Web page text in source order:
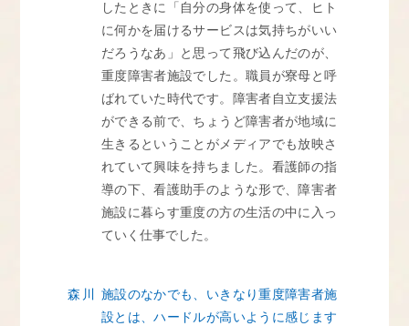
したときに「自分の身体を使って、ヒト
に何かを届けるサービスは気持ちがいい
だろうなあ」と思って飛び込んだのが、
重度障害者施設でした。職員が寮母と呼
ばれていた時代です。障害者自立支援法
ができる前で、ちょうど障害者が地域に
生きるということがメディアでも放映さ
れていて興味を持ちました。看護師の指
導の下、看護助手のような形で、障害者
施設に暮らす重度の方の生活の中に入っ
ていく仕事でした。
森川
施設のなかでも、いきなり重度障害者施
設とは、ハードルが高いように感じます